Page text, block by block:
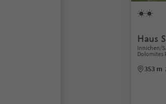
Haus
Innichen/
Dolomites
353 m